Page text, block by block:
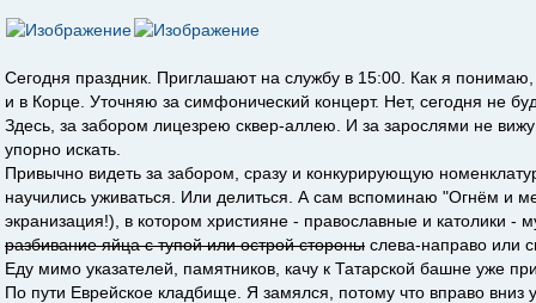
Сегодня праздник. Приглашают на службу в 15:00. Как я понимаю,
и в Корце. Уточняю за симфонический концерт. Нет, сегодня не
Здесь, за забором лицезрею сквер-аллею. И за зарослями не
упорно искать.
Привычно видеть за забором, сразу и конкурирующую
научились уживаться. Или делиться. А сам вспоминаю "Огнём и
экранизация!), в котором християне - православные и католики -
разбивание яйца с тупой или острой стороны слева-направо или
Еду мимо указателей, памятников, качу к Татарской башне уже
По пути Еврейское кладбище. Я замялся, потому что вправо вниз